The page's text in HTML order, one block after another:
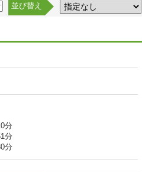
並び替え
分
分
分